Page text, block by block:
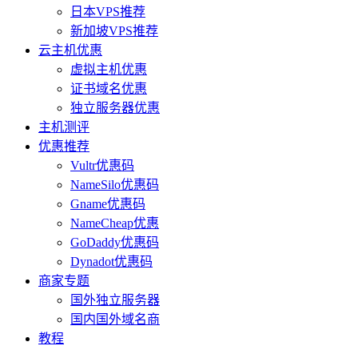
日本VPS推荐
新加坡VPS推荐
云主机优惠
虚拟主机优惠
证书域名优惠
独立服务器优惠
主机测评
优惠推荐
Vultr优惠码
NameSilo优惠码
Gname优惠码
NameCheap优惠
GoDaddy优惠码
Dynadot优惠码
商家专题
国外独立服务器
国内国外域名商
教程